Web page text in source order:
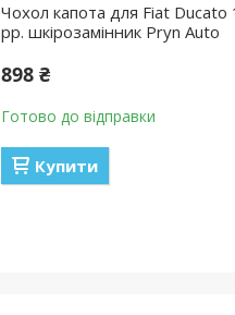
Чохол капота для Fiat
рр. шкірозамінник Pryn Auto
898 ₴
Готово до відправки
Купити